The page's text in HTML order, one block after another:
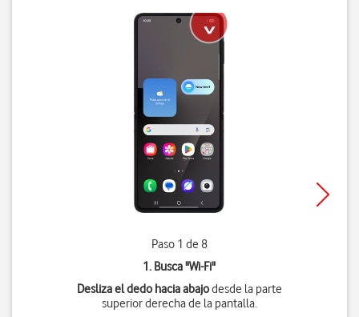
Paso 1 de 8
1. Busca "Wi-Fi"
Desliza el dedo hacia abajodesde la parte
superior derecha de la pantalla.